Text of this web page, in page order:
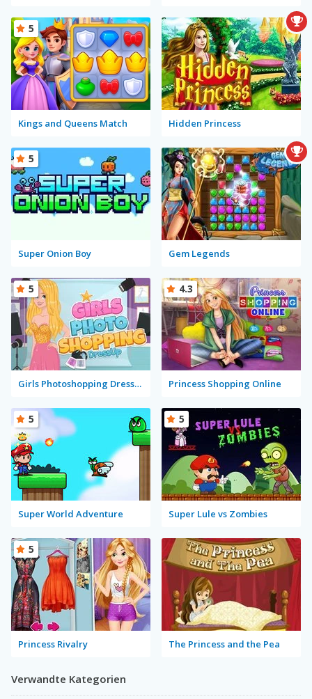
Kings and Queens Match
5
Hidden Princess
Super Onion Boy
5
Gem Legends
Girls Photoshopping Dressup
5
Princess Shopping Online
4.3
Super World Adventure
5
Super Lule vs Zombies
5
Princess Rivalry
5
The Princess and the Pea
Verwandte Kategorien